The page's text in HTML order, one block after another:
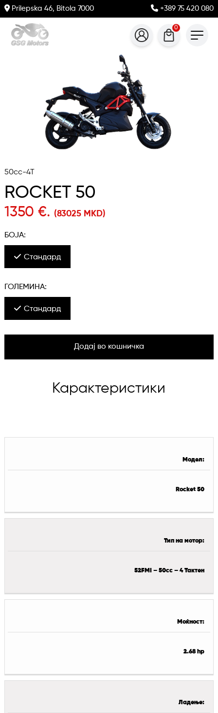
Prilepska 46, Bitola 7000 +389 75 420 080
0
50cc-4T
ROCKET 50
1350 €. (83025 MKD)
БОЈА:
Стандард
ГОЛЕМИНА:
Стандард
Додај во кошничка
Карактеристики
Модел:
Rocket 50
Тип на мотор:
52FMI – 50cc – 4 Тактен
Моќност:
2.68 hp
Ладење: